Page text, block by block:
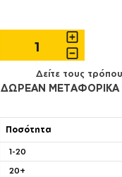
Δείτε τους
ΔΩΡΕΑΝ ΜΕΤΑΦΟΡΙΚΑ
Ποσότητα
1-20
20+